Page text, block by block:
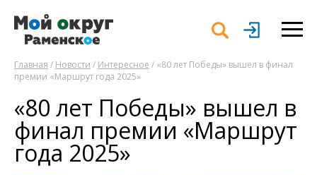
Главная / Новости / Интересное / «80 лет Победы» вышел в финал
премии «Маршрут года 2025»
«80 лет Победы» вышел в
финал премии «Маршрут
года 2025»